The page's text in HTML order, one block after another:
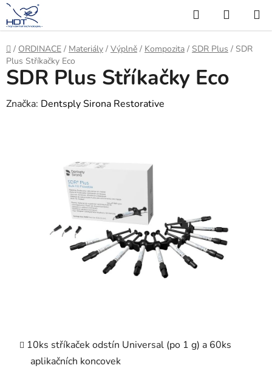
Přejít
na
obsah
Hledat
KOŠÍK
Domů
/ ORDINACE / Materiály / Výplně / Kompozita / SDR Plus / SDR
Plus Stříkačky Eco
10ks stříkaček odstín Universal (po 1 g) a 60ks
aplikačních koncovek
SDR Plus Stříkačky Eco
Značka: Dentsply Sirona Restorative